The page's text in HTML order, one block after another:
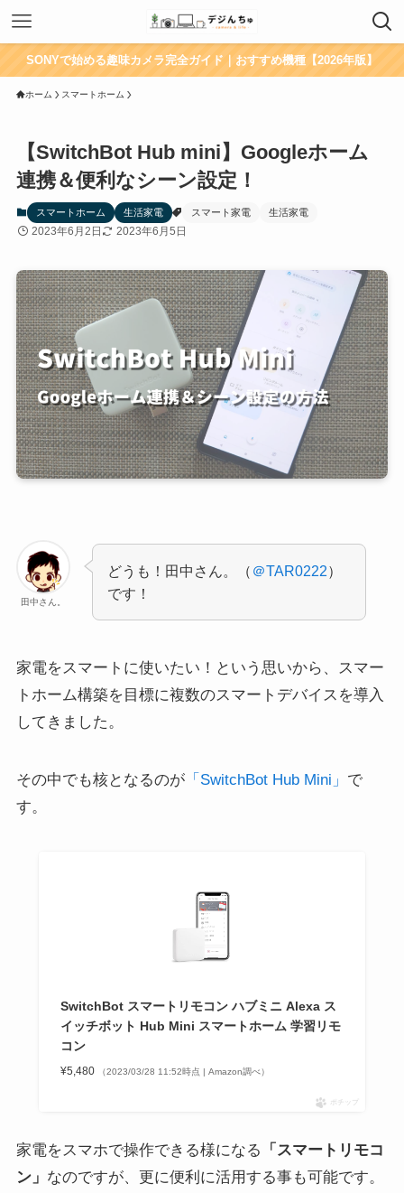
SONYで始める趣味カメラ完全ガイド｜おすすめ機種【2026年版】
ホーム スマートホーム
【SwitchBot Hub mini】Googleホーム
連携＆便利なシーン設定！
スマートホーム 生活家電 スマート家電 生活家電
2023年6月2日 2023年6月5日
田中さん。
どうも！田中さん。（ ＠TAR0222）
です！
家電をスマートに使いたい！という思いから、スマー
トホーム構築を目標に複数のスマートデバイスを導入
してきました。
その中でも核となるのが「SwitchBot Hub Mini」 で
す。
SwitchBot スマートリモコン ハブミニ Alexa ス
イッチボット Hub Mini スマートホーム 学習リモ
コン
¥5,480 （2023/03/28 11:52時点 | Amazon調べ）
ポチップ
家電をスマホで操作できる様になる
「スマートリモコ
ン」 なのですが、更に便利に活用する事も可能です。